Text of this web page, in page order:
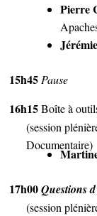
Pierre
15h45Pause
16h15Boîte à
(session
Documentaire)
17h00Questions
(session